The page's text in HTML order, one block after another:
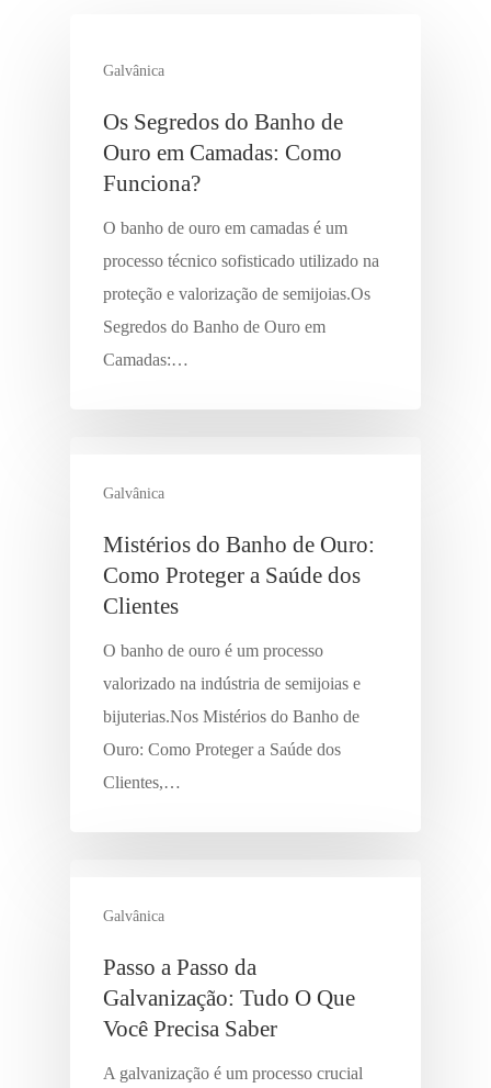
Galvânica
Os Segredos do Banho de
Ouro em Camadas: Como
Funciona?
O banho de ouro em camadas é um
processo técnico sofisticado utilizado na
proteção e valorização de semijoias.Os
Segredos do Banho de Ouro em
Camadas:…
Galvânica
Mistérios do Banho de Ouro:
Como Proteger a Saúde dos
Clientes
O banho de ouro é um processo
valorizado na indústria de semijoias e
bijuterias.Nos Mistérios do Banho de
Ouro: Como Proteger a Saúde dos
Clientes,…
Galvânica
Passo a Passo da
Galvanização: Tudo O Que
Você Precisa Saber
A galvanização é um processo crucial